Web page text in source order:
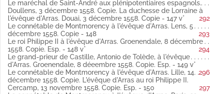
octobre 1558 latin
Copies (Publié par Weiss)
Fol. 101 vo Le roi Philippe II à ses plénipotentiaires. Arras, 26
octobre 1558 latin
Copie (Publié par Weiss).
Fol. 103 vo-107 vo Les plénipotentiaires espagnols au roi
Philippe II. Cercamp, 27 et 28 octobre 1558 latin
Copies (Publié par Weiss).
Fol. 109 vo Mention de la prorogation de la suspension d'armes,
faite le 28 octobre 1558 latin
Fol. 110 Le roi Philippe II à ses plénipotentiaires. Arras, 28
Le maréchal de Saint-André aux plénipotentiaires espagnols.
Doullens, 3 décembre 1558. Copie. La duchesse de Lorraine à
l'évêque d'Arras. Douai, 3 décembre 1558. Copie - 147 v°
292
Le connétable de Montmorency à l'évêque d'Arras. Lens, 5
décembre 1558. Copie - 148
293
Le roi Philippe II à l'évêque d'Arras. Groenendale, 8 décembre
1558. Copie. Esp. - 148 v°
294
Le grand-prieur de Castille, Antonio de Tolède, à l'évêque
d'Arras. Groenendale, 8 déeembre 1558. Copie. Esp. - 149 v°
296
Le connétable de Montmorency à l'évêque d'Arras. Lille, 14
décembre 1558. Copie. L'évêque d'Arras au roi Philippe II.
Cercamp, 13 novembre 1558. Copie. Esp. - 150
297